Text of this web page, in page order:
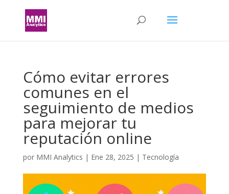
Cómo evitar errores
comunes en el
seguimiento de medios
para mejorar tu
reputación online
por MMI Analytics | Ene 28, 2025 | Tecnología